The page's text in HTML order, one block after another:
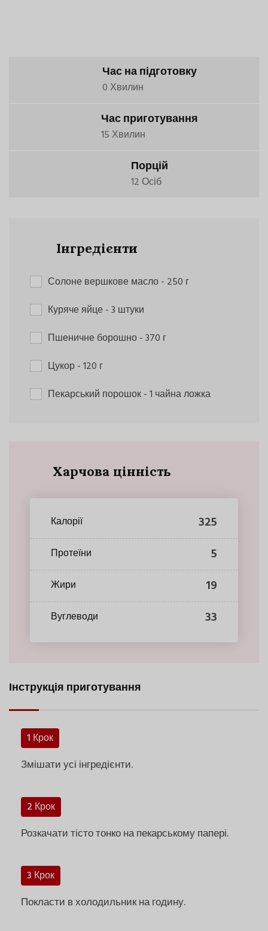
Час на підготовку
0 Хвилин
Час приготування
15 Хвилин
Порцій
12 Осіб
Інгредієнти
Солоне вершкове масло- 250 г
Куряче яйце- 3 штуки
Пшеничне борошно- 370 г
Цукор- 120 г
Пекарський порошок- 1 чайна ложка
Харчова цінність
Калорії 325
Протеїни 5
Жири 19
Вуглеводи 33
Інструкція приготування
1 Крок
Змішати усі інгредієнти.
2 Крок
Розкачати тісто тонко на пекарському папері.
3 Крок
Покласти в холодильник на годину.